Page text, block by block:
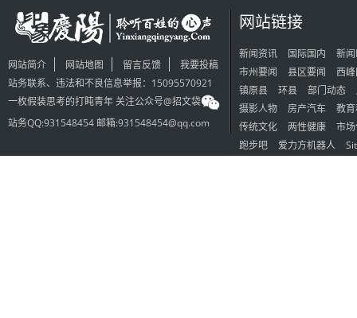
网站简介 网站地图 留言反馈
我要投稿
站务联系、违法和不良信息举报：15095570921
一枚假装思考的打盹青年 关注公众号@招文袋
站务QQ:931548454 邮箱:931548454@qq.com
网站链接
新闻资讯 国际国内
新
市州要闻
县区要闻
西
镇原县
环县 部门动态
摄影人物
房产汽车
教
传统文化
两性健康
市
跑步吧
爱力方机器人